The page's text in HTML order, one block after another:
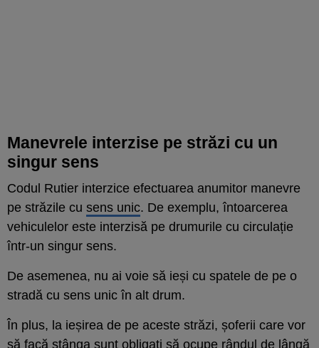
Manevrele interzise pe străzi cu un
singur sens
Codul Rutier interzice efectuarea anumitor manevre
pe străzile cu sens unic. De exemplu, întoarcerea
vehiculelor este interzisă pe drumurile cu circulație
într-un singur sens.
De asemenea, nu ai voie să ieși cu spatele de pe o
stradă cu sens unic în alt drum.
În plus, la ieșirea de pe aceste străzi, șoferii care vor
să facă stânga sunt obligați să ocupe rândul de lângă